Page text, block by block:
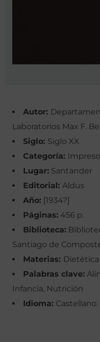
Autor:
Laboratorios Max F.
Siglo: Siglo XX
Categoría: Impreso
Lugar: Santander
Editorial: Aldus
Año: [1934?]
Páginas: 456 p.
Biblioteca:
Santiago de
Materias:
Palabras clave:
Infancia, Nutrición
Idioma: Castellano